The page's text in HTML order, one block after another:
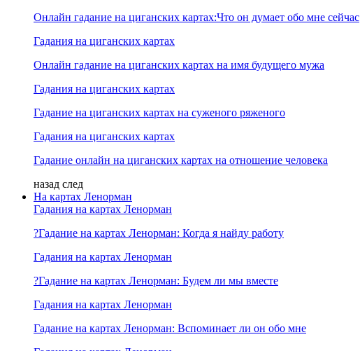
Онлайн гадание на циганских картах:Что он думает обо мне сейчас
Гадания на циганских картах
Онлайн гадание на циганских картах на имя будущего мужа
Гадания на циганских картах
Гадание на циганских картах на суженого ряженого
Гадания на циганских картах
Гадание онлайн на циганских картах на отношение человека
назад след
На картах Ленорман
Гадания на картах Ленорман
?Гадание на картах Ленорман: Когда я найду работу
Гадания на картах Ленорман
?Гадание на картах Ленорман: Будем ли мы вместе
Гадания на картах Ленорман
Гадание на картах Ленорман: Вспоминает ли он обо мне